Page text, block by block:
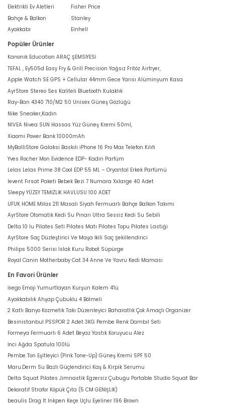
Elektrikli Ev Aletleri
Bahçe & Balkon
Ayakkabı
Fisher Price
Stanley
Einhell
Popüler Ürünler
Kanonik Education ARAÇ ŞEMSİYESİ
TEFAL , Ey505d Easy Fry & Grill Precision Yağsız Fritöz Airfryer,
Apple Watch SE GPS + Cellular 44mm Gece Yarısı Alüminyum Kasa
AyrStore Stereo Ses Kaliteli Bluetooth Kulaklık
Ray-Ban 4340 710/M2 50 Unisex Güneş Gözlüğü
Nike Sneaker,Kadın
NIVEA Nivea SUN Hassas Yüz Güneş Kremi 50ml,
Xiaomi Power Bank 10000mAh
MyBalliStore Galaksi Baskılı iPhone 16 Pro Max Telefon Kılıfı
Yves Rocher Mon Evidence EDP- Kadın Parfüm
Lelas Lelas Prime 38 Cool EDP 55 ML – Oryantal Erkek Parfümü
levent Fırsat Paketi Bebek Bezi 7 Numara Xxlarge 40 Adet
Sleepy YÜZEY TEMİZLİK HAVLUSU 100 ADET
UFUK HOME Milas 211 Masalı Siyah Fermuarlı Bahçe Balkon Takımı
AyrStore Otomatik Kedi Su Pınarı Ultra Sessiz Kedi Su Sebili
Delta 10 lu Pilates Seti Pilates Matı Pilates Topu Pilates Lastiği
AyrStore Saç Düzleştirici Ve Maşa İkili Saç Şekillendirici
Philips 5000 Serisi Islak Kuru Robot Süpürge
Royal Canin Motherbaby Cat 34 Anne Ve Yavru Kedi Maması
En Favori Ürünler
İsego Emoji Yumurtlayan Kurşun Kalem 4'lü
Ayakkabılık Ahşap Çubuklu 4 Bölmeli
2 Katlı Banyo Kozmetik Takı Düzenleyici Baharatlık Çok Amaçlı Organizer
Besinistanbul PSSPOR 2 Adet 3KG Pembe Renk Dambıl Seti
Formeya Fermuarlı 6 Adet Beyaz Yastık Koruyucu Alez
İnci Ağda Spatula 100lü
Pembe Ton Eşitleyici (Pink Tone-Up) Güneş Kremi SPF 50
Maru.Derm Su Bazlı Güçlendirici Kaş & Kirpik Serumu
Delta Squat Pilates Jimnastik Egzersiz Çubuğu Portable Studio Squat Bar
Dekoratif Strafor Köpük Çıta (5 CM GENİŞLİK)
beaulis Drag It Inkpen Keçe Uçlu Eyeliner 196 Brown